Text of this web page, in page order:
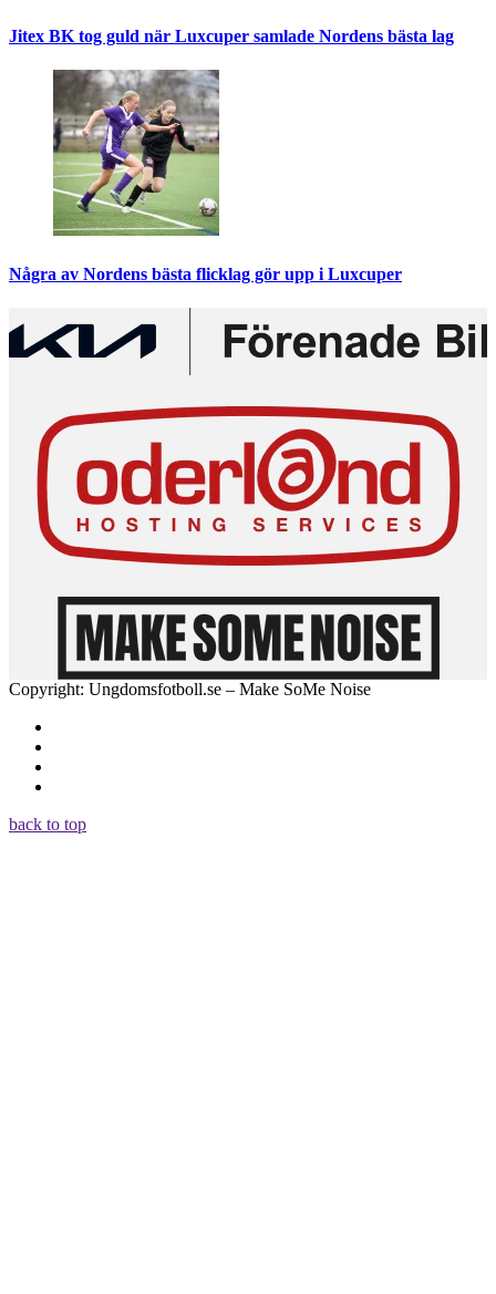
Jitex BK tog guld när Luxcuper samlade Nordens bästa lag
Några av Nordens bästa flicklag gör upp i Luxcuper
Copyright: Ungdomsfotboll.se – Make SoMe Noise
back to top